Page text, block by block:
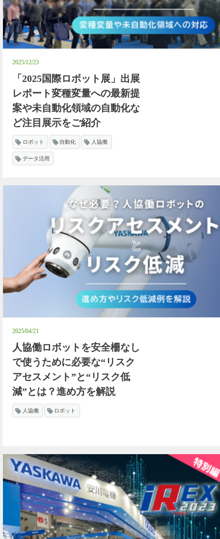
2025/12/23
「2025国際ロボット展」出展
レポート変種変量への最新提
案や未自動化領域の自動化な
ど注目展示をご紹介
ロボット 自動化 人協働
データ活用
2025/04/21
人協働ロボットを安全柵なし
で使うために必要な“リスク
アセスメント”と“リスク低
減”とは？進め方を解説
人協働 ロボット